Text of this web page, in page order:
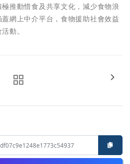
推動惜食及共享文化，減少食物浪
網上中介平台，食物援助社會效益
動。